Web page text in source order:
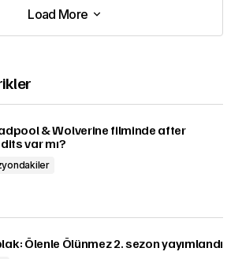
Load More
Load More
& Wolverine filminde after
var mı?
Ölenle Ölünmez 2. sezon yayımlandı